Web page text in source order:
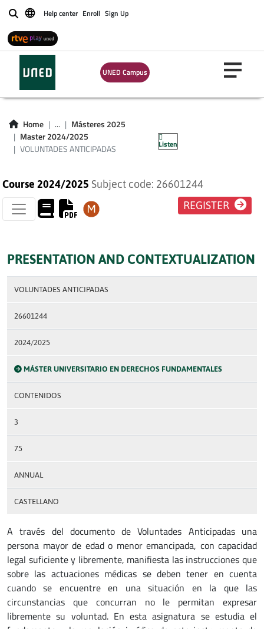
BuscarHelp center Enroll Sign Up
UNED Campus
Home ...
Másteres 2025
Master 2024/2025
VOLUNTADES ANTICIPADAS
Listen
VOLUNTADES
ANTICIPADAS
Course 2024/2025 Subject code: 26601244
REGISTER
PRESENTATION AND CONTEXTUALIZATION
VOLUNTADES ANTICIPADAS
26601244
2024/2025
MÁSTER UNIVERSITARIO EN DERECHOS FUNDAMENTALES
CONTENIDOS
3
75
ANNUAL
CASTELLANO
A través del documento de Voluntades Anticipadas una
persona mayor de edad o menor emancipada, con capacidad
legal suficiente y libremente, manifiesta las instrucciones que
sobre las actuaciones médicas se deben tener en cuenta
cuando se encuentre en una situación en la que las
circunstancias que concurran no le permitan expresar
libremente su voluntad. En esta asignatura se estudia el